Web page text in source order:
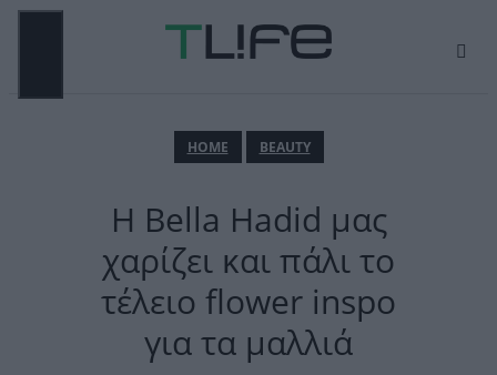
Μετάβαση
ΗΟΜΕ BEAUTY
H Bella Hadid μας
χαρίζει και πάλι το
τέλειο flower inspo
για τα μαλλιά